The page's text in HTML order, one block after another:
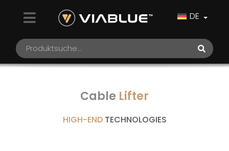
DE
Cable Lifter
HIGH-END TECHNOLOGIES